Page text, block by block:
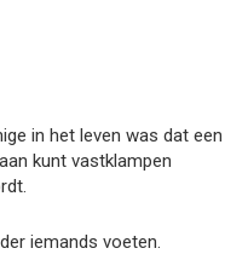
in het leven was dat een
kunt vastklampen
iemands voeten.